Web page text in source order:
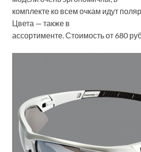
комплекте ко всем очкам идут
Цвета — также в
ассортименте. Стоимость от 680